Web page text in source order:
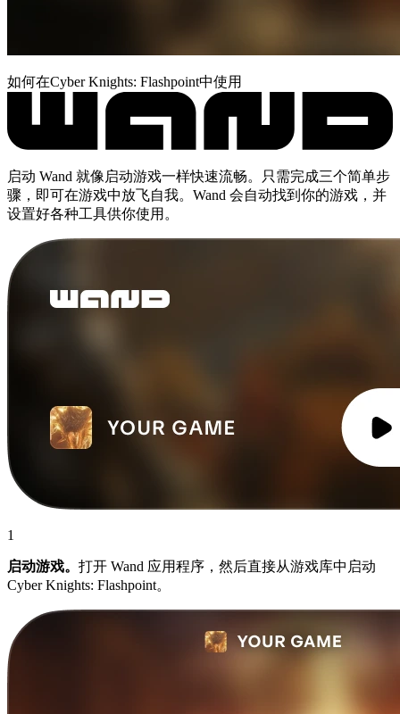
如何在Cyber Knights: Flashpoint中使用
启动 Wand 就像启动游戏一样快速流畅。只需完成三个简单步
骤，即可在游戏中放飞自我。Wand 会自动找到你的游戏，并
设置好各种工具供你使用。
1
启动游戏。 打开 Wand 应用程序，然后直接从游戏库中启动
Cyber Knights: Flashpoint。